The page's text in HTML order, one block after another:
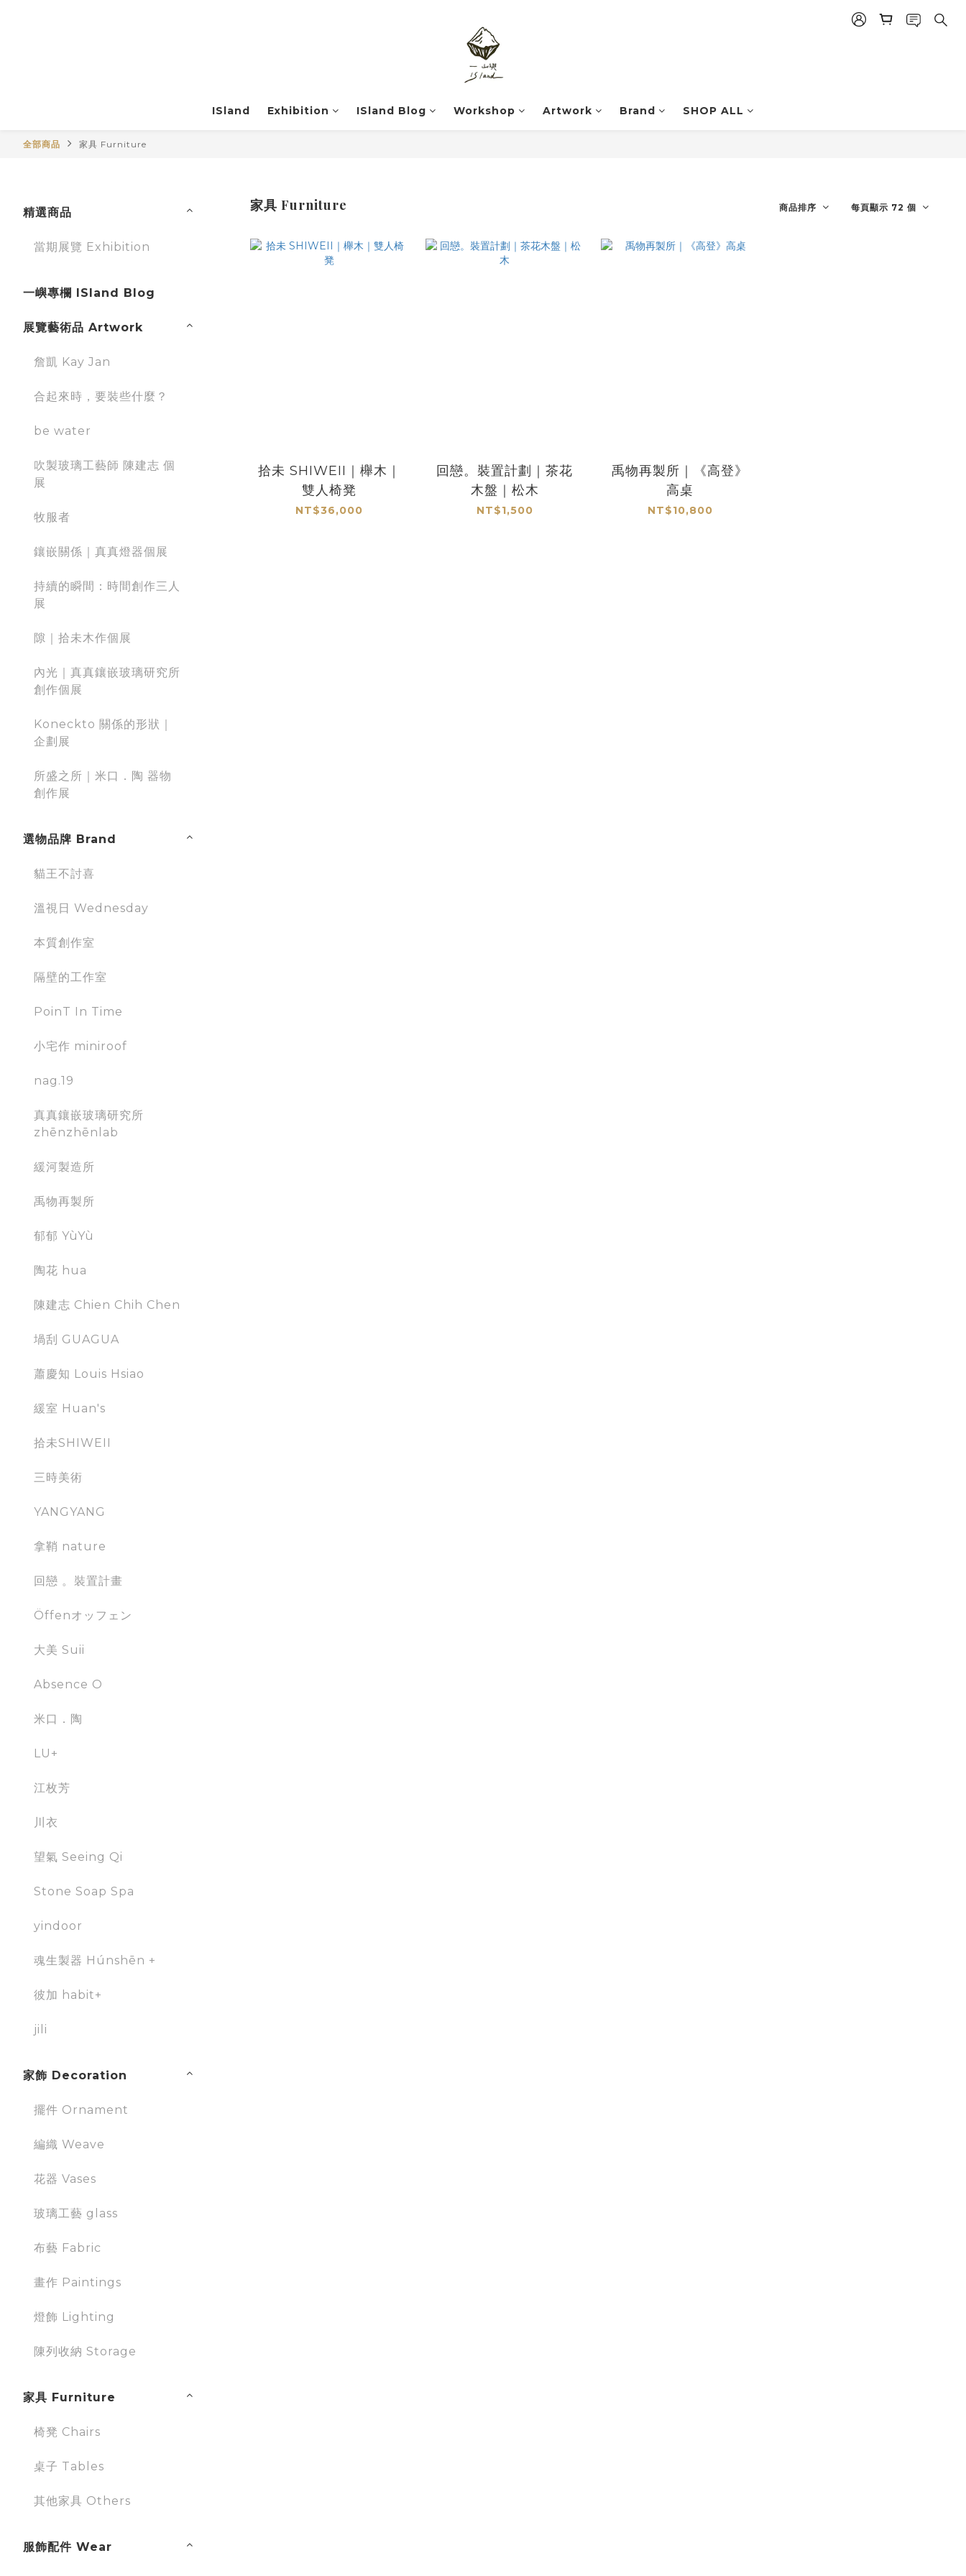
ISland Exhibition ISland Blog Workshop Artwork Brand SHOP ALL
全部商品 家具 Furniture
精選商品
當期展覽 Exhibition
一嶼專欄 ISland Blog
展覽藝術品 Artwork
詹凱 Kay Jan
合起來時，要裝些什麼？
be water
吹製玻璃工藝師 陳建志 個
展
牧服者
鑲嵌關係｜真真燈器個展
持續的瞬間：時間創作三人
展
隙｜拾未木作個展
內光｜真真鑲嵌玻璃研究所
創作個展
Koneckto 關係的形狀｜
企劃展
所盛之所｜米口．陶 器物
創作展
選物品牌 Brand
貓王不討喜
溫視日 Wednesday
本質創作室
隔壁的工作室
PoinT In Time
小宅作 miniroof
nag.19
真真鑲嵌玻璃研究所
zhēnzhēnlab
緩河製造所
禹物再製所
郁郁 YùYù
陶花 hua
陳建志 Chien Chih Chen
堝刮 GUAGUA
蕭慶知 Louis Hsiao
緩室 Huan's
拾未SHIWEII
三時美術
YANGYANG
拿鞘 nature
回戀 。裝置計畫
Öffenオッフェン
大美 Suii
Absence O
米口．陶
LU+
江枚芳
川衣
望氣 Seeing Qi
Stone Soap Spa
yindoor
魂生製器 Húnshēn +
彼加 habit+
jili
家飾 Decoration
擺件 Ornament
編織 Weave
花器 Vases
玻璃工藝 glass
布藝 Fabric
畫作 Paintings
燈飾 Lighting
陳列收納 Storage
家具 Furniture
椅凳 Chairs
桌子 Tables
其他家具 Others
服飾配件 Wear
家具 Furniture 商品排序 每頁顯示 72 個
拾未 SHIWEII｜櫸木｜
雙人椅凳
NT$36,000
回戀。裝置計劃｜茶花
木盤｜松木
NT$1,500
禹物再製所｜《高登》
高桌
NT$10,800